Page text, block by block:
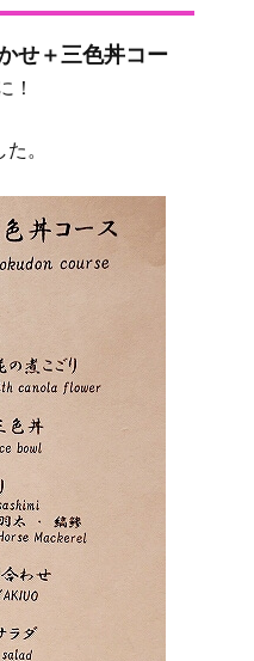
せ＋三色丼コー
！
。